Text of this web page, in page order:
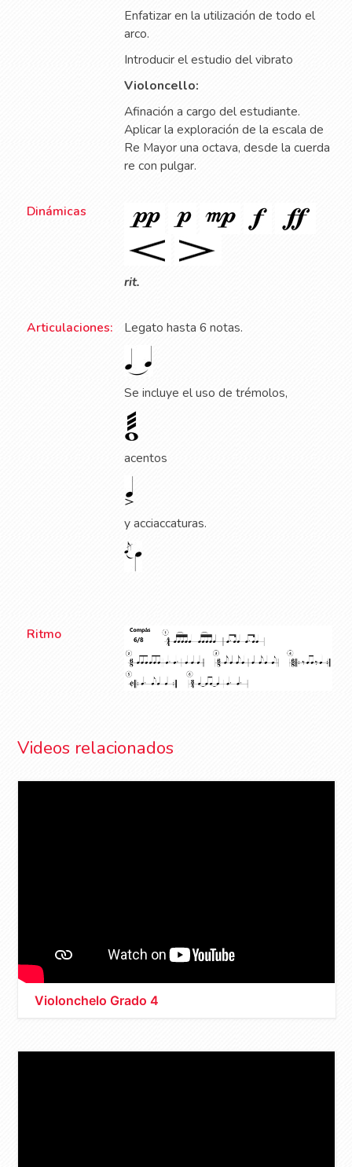
Enfatizar en la utilización de todo el
arco.
Introducir el estudio del vibrato
Violoncello:
Afinación a cargo del estudiante.
Aplicar la exploración de la escala de
Re Mayor una octava, desde la cuerda
re con pulgar.
Dinámicas
rit.
Articulaciones: Legato hasta 6 notas.
Se incluye el uso de trémolos,
acentos
y acciaccaturas.
Ritmo
Videos relacionados
Violonchelo Grado 4